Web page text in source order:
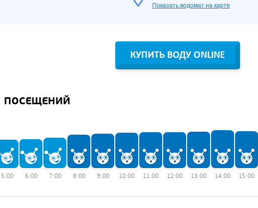
Показать водомат на карте
КУПИТЬ ВОДУ ONLINE
ПОСЕЩЕНИЙ
5:00 6:00 7:00 8:00 9:00 10:00 11:00 12:00 13:00 14:00 15:00